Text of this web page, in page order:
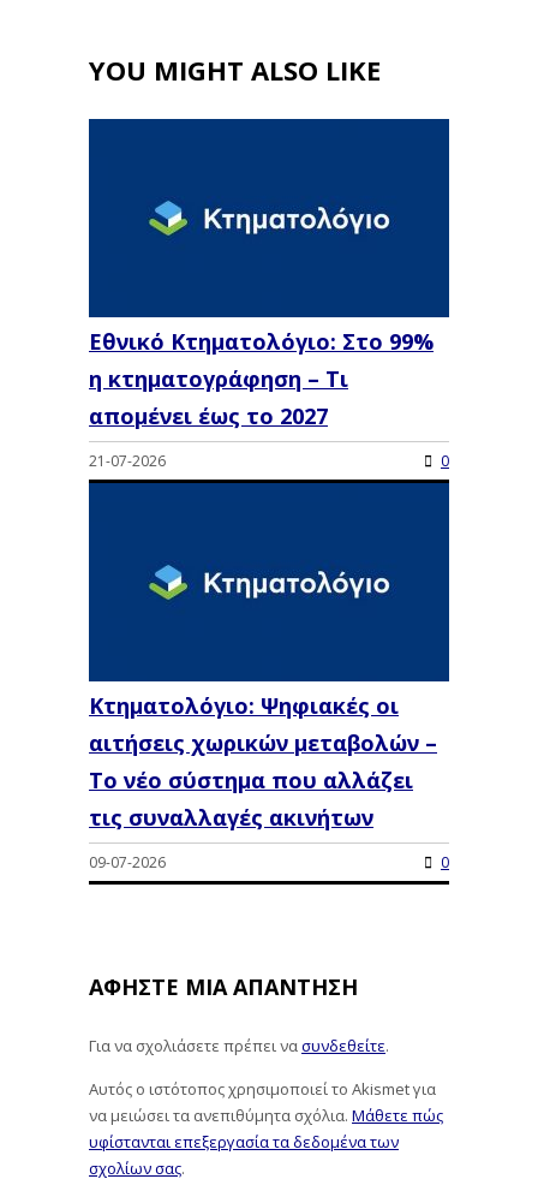
YOU MIGHT ALSO LIKE
Εθνικό Κτηματολόγιο: Στο 99%
η κτηματογράφηση – Τι
απομένει έως το 2027
21-07-2026 0
Κτηματολόγιο: Ψηφιακές οι
αιτήσεις χωρικών μεταβολών –
Το νέο σύστημα που αλλάζει
τις συναλλαγές ακινήτων
09-07-2026 0
ΑΦΉΣΤΕ ΜΙΑ ΑΠΆΝΤΗΣΗ
Για να σχολιάσετε πρέπει νασυνδεθείτε
Αυτός ο ιστότοπος χρησιμοποιεί το Akismet για
να μειώσει τα ανεπιθύμητα σχόλια. Μάθετε πώς
υφίστανται επεξεργασία τα δεδομένα των
σχολίων σας.